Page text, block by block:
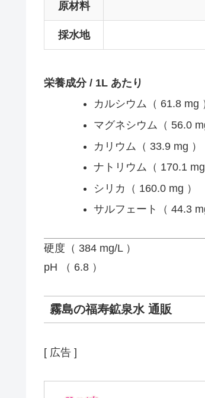
原材料
採水地
栄養成分 / 1L あたり
カルシウム（ 61.8 mg
マグネシウム（ 56.0
カリウム（ 33.9 mg ）
ナトリウム（ 170.1 mg
シリカ（ 160.0 mg ）
サルフェート（ 44.3
硬度（ 384 mg/L ）
pH （ 6.8 ）
霧島の福寿鉱泉水 通販
[ 広告 ]